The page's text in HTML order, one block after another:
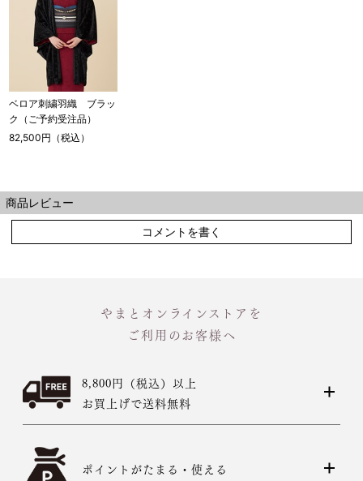
ベロア刺繍羽織 ブラッ
ク（ご予約受注品）
82,500円（税込）
商品レビュー
コメントを書く
やまとオンラインストアを
ご利用のお客様へ
8,800円（税込）以上
お買上げで送料無料
ポイントがたまる・使える